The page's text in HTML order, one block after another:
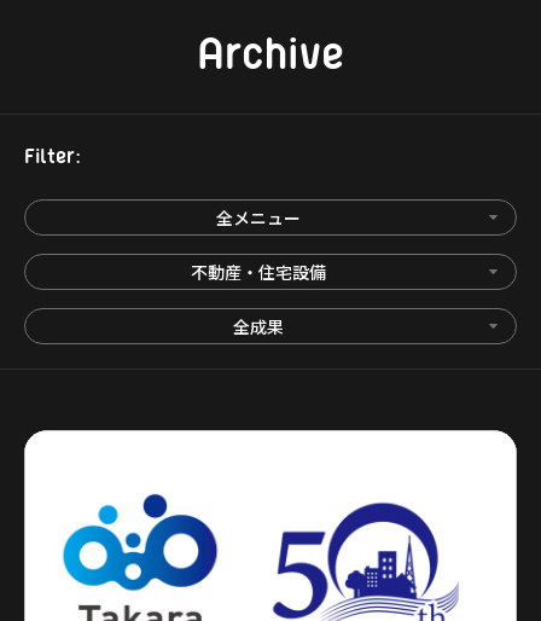
Archive
Filter
全メニュー
不動産・住宅設備
全成果